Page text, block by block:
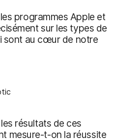
programmes Apple et
sur les types de
sont au cœur de notre
résultats de ces
mesure-t-on la réussite